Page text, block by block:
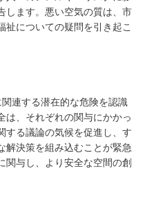
します。悪い空気の質は、市
祉についての疑問を引き起こ
関連する潜在的な危険を認識
は、それぞれの関与にかかっ
する議論の気候を促進し、す
解決策を組み込むことが緊急
関与し、より安全な空間の創